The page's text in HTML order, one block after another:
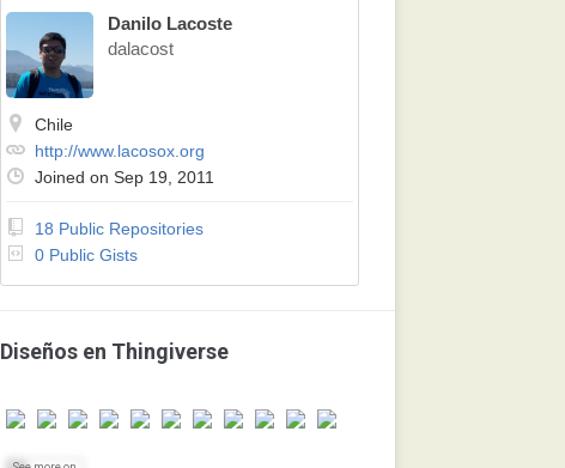
Danilo Lacoste
dalacost
Chile
http://www.lacosox.org
Joined on Sep 19, 2011
18 Public Repositories
0 Public Gists
Diseños en Thingiverse